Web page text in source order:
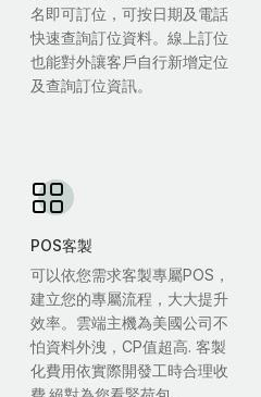
名即可訂位，可按日期及電話
快速查詢訂位資料。線上訂位
也能對外讓客戶自行新增定位
及查詢訂位資訊。
POS客製
可以依您需求客製專屬POS，
建立您的專屬流程，大大提升
效率。雲端主機為美國公司不
怕資料外洩，CP值超高. 客製
化費用依實際開發工時合理收